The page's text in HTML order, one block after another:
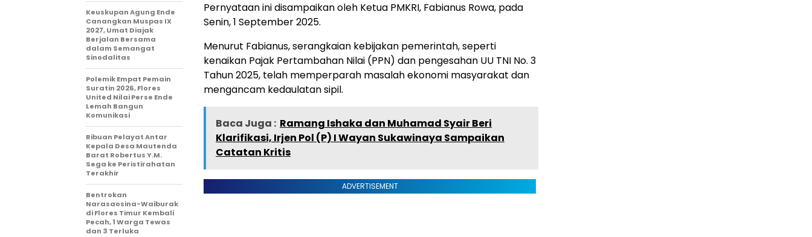
Pernyataan ini disampaikan oleh Ketua PMKRI, Fabianus Rowa, pada
Senin, 1 September 2025.
​Menurut Fabianus, serangkaian kebijakan pemerintah, seperti
kenaikan Pajak Pertambahan Nilai (PPN) dan pengesahan UU TNI No. 3
Tahun 2025, telah memperparah masalah ekonomi masyarakat dan
mengancam kedaulatan sipil.
Baca Juga : Ramang Ishaka dan Muhamad Syair Beri
Klarifikasi, Irjen Pol (P) I Wayan Sukawinaya Sampaikan
Catatan Kritis
ADVERTISEMENT
Keuskupan Agung Ende
Canangkan Muspas IX
2027, Umat Diajak
Berjalan Bersama
dalam Semangat
Sinodalitas
Polemik Empat Pemain
Suratin 2026, Flores
United Nilai Perse Ende
Lemah Bangun
Komunikasi
Ribuan Pelayat Antar
Kepala Desa Mautenda
Barat Robertus Y.M.
Sega ke Peristirahatan
Terakhir
Bentrokan
Narasaosina-Waiburak
di Flores Timur Kembali
Pecah, 1 Warga Tewas
dan 3 Terluka